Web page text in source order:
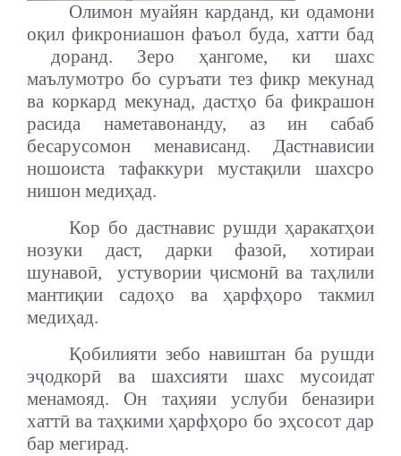
Олимон муайян карданд, ки одамони
оқил фикрониашон фаъол буда, хатти бад
доранд. Зеро ҳангоме, ки шахс
маълумотро бо суръати тез фикр мекунад
ва коркард мекунад, дастҳо ба фикрашон
расида наметавонанду, аз ин сабаб
бесарусомон менависанд. Дастнависии
ношоиста тафаккури мустақили шахсро
нишон медиҳад.
Кор бо дастнавис рушди ҳаракатҳои
нозуки даст, дарки фазоӣ, хотираи
шунавоӣ,
устувории ҷисмонӣ ва таҳлили
мантиқии садоҳо ва ҳарфҳоро такмил
медиҳад.
Қобилияти зебо навиштан ба рушди
эҷодкорӣ ва шахсияти шахс
мусоидат
менамояд. Он таҳияи услуби беназири
хаттӣ ва таҳкими ҳарфҳоро бо эҳсосот дар
бар мегирад.